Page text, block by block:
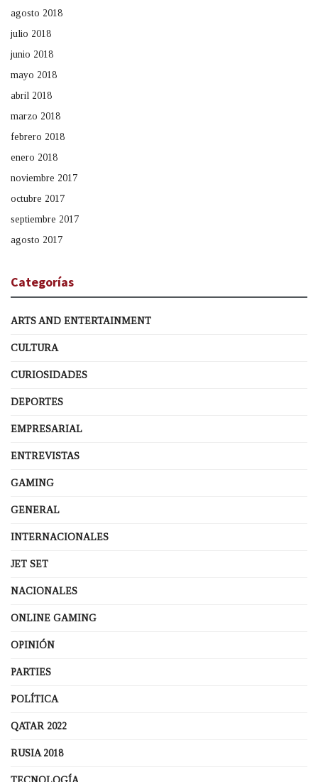
agosto 2018
julio 2018
junio 2018
mayo 2018
abril 2018
marzo 2018
febrero 2018
enero 2018
noviembre 2017
octubre 2017
septiembre 2017
agosto 2017
Categorías
ARTS AND ENTERTAINMENT
CULTURA
CURIOSIDADES
DEPORTES
EMPRESARIAL
ENTREVISTAS
GAMING
GENERAL
INTERNACIONALES
JET SET
NACIONALES
ONLINE GAMING
OPINIÓN
PARTIES
POLÍTICA
QATAR 2022
RUSIA 2018